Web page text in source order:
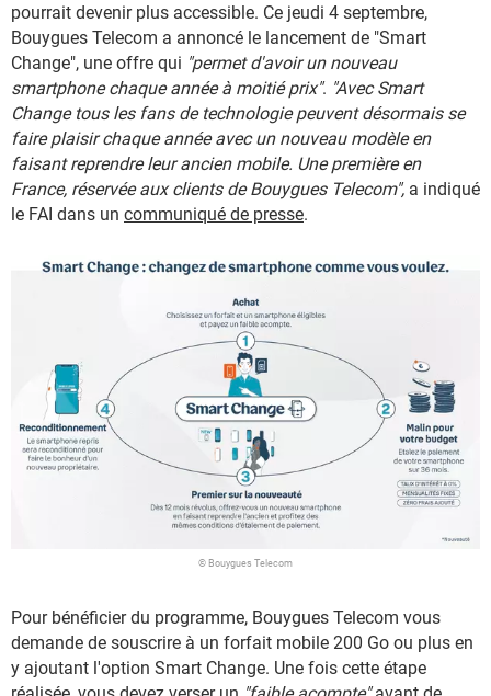
pourrait devenir plus accessible. Ce jeudi 4 septembre,
Bouygues Telecom a annoncé le lancement de "Smart
Change", une offre qui "permet d'avoir un nouveau
smartphone chaque année à moitié prix". "Avec Smart
Change tous les fans de technologie peuvent désormais se
faire plaisir chaque année avec un nouveau modèle en
faisant reprendre leur ancien mobile. Une première en
France, réservée aux clients de Bouygues Telecom", a indiqué
le FAI dans un communiqué de presse.
© Bouygues Telecom
Pour bénéficier du programme, Bouygues Telecom vous
demande de souscrire à un forfait mobile 200 Go ou plus en
y ajoutant l'option Smart Change. Une fois cette étape